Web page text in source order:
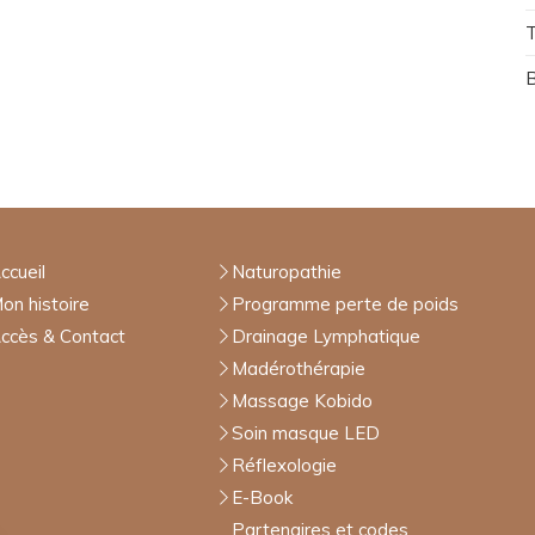
histoire
& Contact
Naturopathie
Programme perte de poids
Drainage Lymphatique
Madérothérapie
Massage Kobido
Soin masque LED
Réflexologie
E-Book
Partenaires et codes